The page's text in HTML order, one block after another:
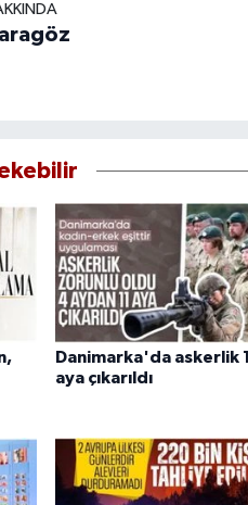
Danimarka'da askerlik
aya çıkarıldı